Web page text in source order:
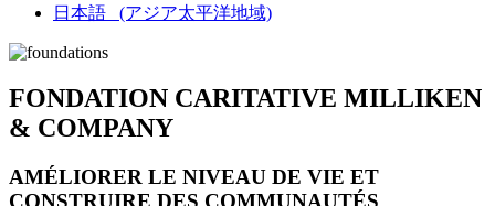
日本語
(アジア太平洋地域)
FONDATION CARITATIVE MILLIKEN
& COMPANY
AMÉLIORER LE NIVEAU DE VIE ET